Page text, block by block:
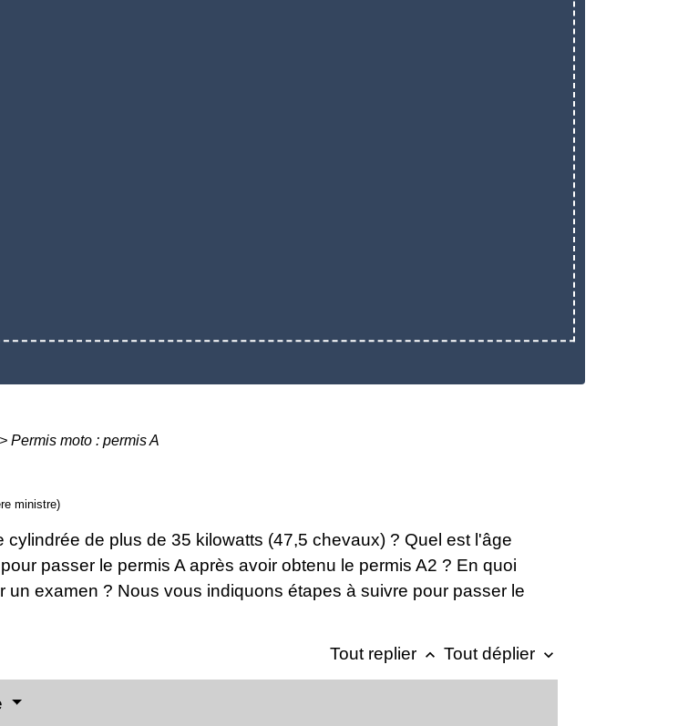
> Permis moto : permis A
ministre)
de plus de 35 kilowatts (47,5 chevaux) ? Quel est l'âge
passer le permis A après avoir obtenu le permis A2 ? En quoi
un examen ? Nous vous indiquons étapes à suivre pour passer le
Tout replier keyboard_arrow_up Tout déplier keyboard_arrow_down